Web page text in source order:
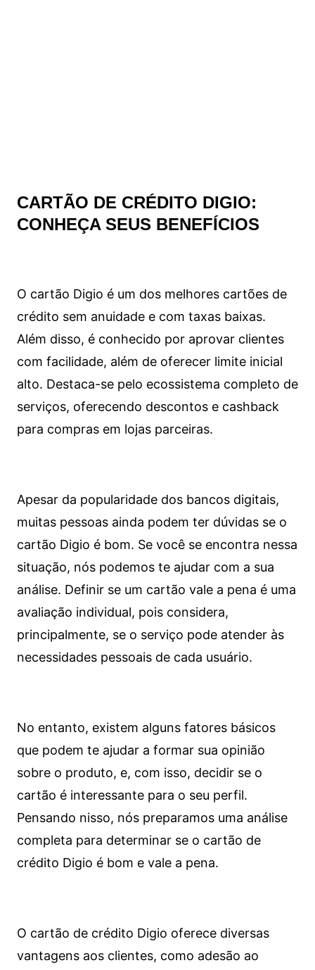
CARTÃO DE CRÉDITO DIGIO:
CONHEÇA SEUS BENEFÍCIOS
O cartão Digio é um dos melhores cartões de
crédito sem anuidade e com taxas baixas.
Além disso, é conhecido por aprovar clientes
com facilidade, além de oferecer limite inicial
alto. Destaca-se pelo ecossistema completo de
serviços, oferecendo descontos e cashback
para compras em lojas parceiras.
Apesar da popularidade dos bancos digitais,
muitas pessoas ainda podem ter dúvidas se o
cartão Digio é bom. Se você se encontra nessa
situação, nós podemos te ajudar com a sua
análise. Definir se um cartão vale a pena é uma
avaliação individual, pois considera,
principalmente, se o serviço pode atender às
necessidades pessoais de cada usuário.
No entanto, existem alguns fatores básicos
que podem te ajudar a formar sua opinião
sobre o produto, e, com isso, decidir se o
cartão é interessante para o seu perfil.
Pensando nisso, nós preparamos uma análise
completa para determinar se o cartão de
crédito Digio é bom e vale a pena.
O cartão de crédito Digio oferece diversas
vantagens aos clientes, como adesão ao